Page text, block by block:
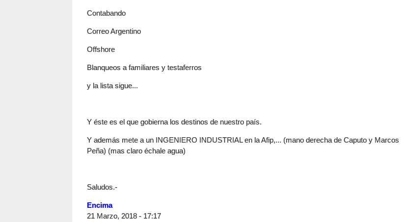
Contabando
Correo Argentino
Offshore
Blanqueos a familiares y testaferros
y la lista sigue...
Y éste es el que gobierna los destinos de nuestro país.
Y además mete a un INGENIERO INDUSTRIAL en la Afip,... (mano derecha de Caputo y Marcos
Peña) (mas claro échale agua)
Saludos.-
Encima
21 Marzo, 2018 - 17:17